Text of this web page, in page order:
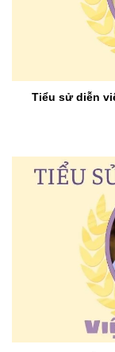
Tiểu sử diễn